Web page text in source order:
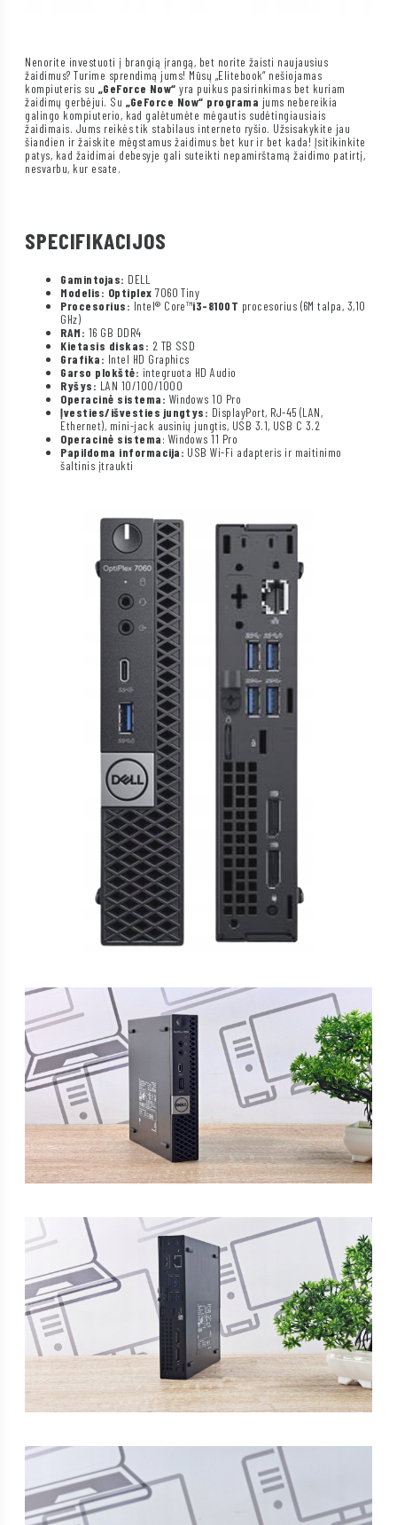
Nenorite investuoti į brangią įrangą, bet norite žaisti naujausius
žaidimus? Turime sprendimą jums! Mūsų „Elitebook“ nešiojamas
kompiuteris su „GeForce Now“ yra puikus pasirinkimas bet kuriam
žaidimų gerbėjui. Su „GeForce Now“ programa jums nebereikia
galingo kompiuterio, kad galėtumėte mėgautis sudėtingiausiais
žaidimais. Jums reikės tik stabilaus interneto ryšio. Užsisakykite jau
šiandien ir žaiskite mėgstamus žaidimus bet kur ir bet kada! Įsitikinkite
patys, kad žaidimai debesyje gali suteikti nepamirštamą žaidimo patirtį,
nesvarbu, kur esate.
SPECIFIKACIJOS
Gamintojas: DELL
Modelis: Optiplex7060 Tiny
Procesorius: Intel® Core™i3-8100T procesorius (6M talpa, 3,10
GHz)
RAM: 16 GB DDR4
Kietasis diskas: 2 TB SSD
Grafika: Intel HD Graphics
Garso plokštė: integruota HD Audio
Ryšys: LAN 10/100/1000
Operacinė sistema: Windows 10 Pro
Įvesties/išvesties jungtys: DisplayPort, RJ-45 (LAN,
Ethernet), mini-jack ausinių jungtis, USB 3.1, USB C 3.2
Operacinė sistema: Windows 11 Pro
Papildoma informacija: USB Wi-Fi adapteris ir maitinimo
šaltinis įtraukti